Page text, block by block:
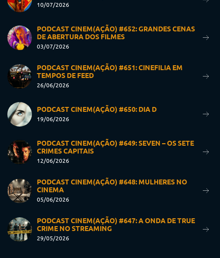
10/07/2026
PODCAST CINEM(AÇÃO) #652: GRANDES CENAS
DE ABERTURA DOS FILMES
03/07/2026
PODCAST CINEM(AÇÃO) #651: CINEFILIA EM
TEMPOS DE FEED
26/06/2026
PODCAST CINEM(AÇÃO) #650: DIA D
19/06/2026
PODCAST CINEM(AÇÃO) #649: SEVEN – OS SETE
CRIMES CAPITAIS
12/06/2026
PODCAST CINEM(AÇÃO) #648: MULHERES NO
CINEMA
05/06/2026
PODCAST CINEM(AÇÃO) #647: A ONDA DE TRUE
CRIME NO STREAMING
29/05/2026